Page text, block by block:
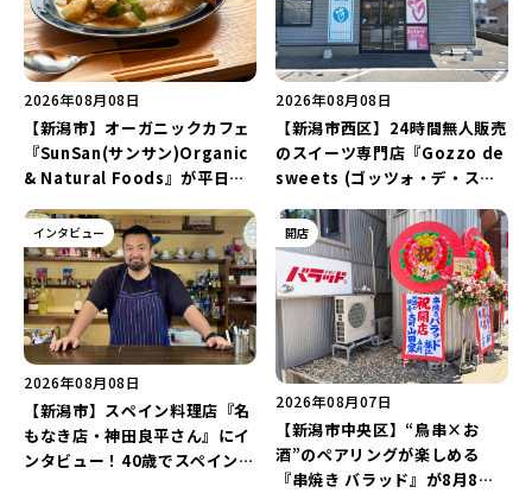
2026年08月08日
【新潟市】オーガニックカフェ
『SunSan(サンサン)Organic
& Natural Foods』が平日ラ
「抗酸化☆レモンチキンカレ
ー」と「美容と健康を考えたプ
レートランチ」を実食レポート
♪
2026年08月08日
【新潟市西区】24時間無人販売
のスイーツ専門店『Gozzo de
sweets (ゴッツォ・デ・スイ
店…。一部商品は姉妹店で販売
継続！
インタビュー
2026年08月08日
【新潟市】スペイン料理店『名
もなき店・神田良平さん』にイ
ンタビュー！40歳でスペインへ
開店
2026年08月07日
【新潟市中央区】“鳥串×お
酒”のペアリングが楽しめる
『串焼き バラッド』が8月8日